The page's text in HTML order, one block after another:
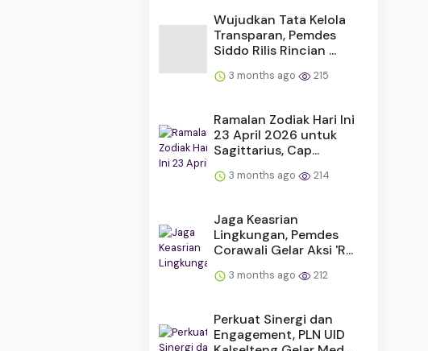
Wujudkan Tata Kelola
Transparan, Pemdes
Siddo Rilis Rincian ...
3 months ago 215
Ramalan Zodiak Hari Ini
23 April 2026 untuk
Sagittarius, Cap...
3 months ago 214
Jaga Keasrian
Lingkungan, Pemdes
Corawali Gelar Aksi 'R...
3 months ago 212
Perkuat Sinergi dan
Engagement, PLN UID